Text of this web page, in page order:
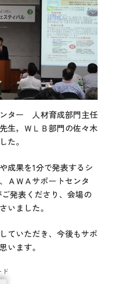
ター 人材育成部門主任
生，ＷＬＢ部門の佐々木
た。
成果を1分で発表するシ
ＡＷＡサポートセンタ
発表くださり、会場の
いました。
ていただき、今後もサポ
います。
ド